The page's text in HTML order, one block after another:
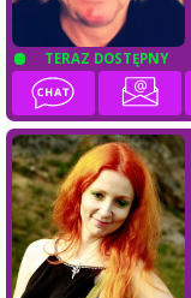
TERAZ DOSTĘPNY